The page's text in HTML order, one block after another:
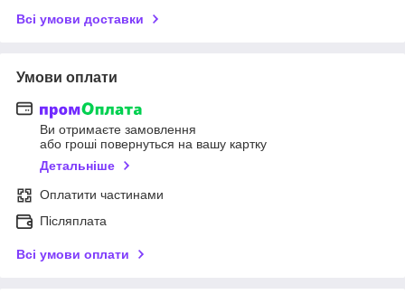
Всі умови доставки
Умови оплати
Ви отримаєте замовлення
або гроші повернуться на вашу картку
Детальніше
Оплатити частинами
Післяплата
Всі умови оплати